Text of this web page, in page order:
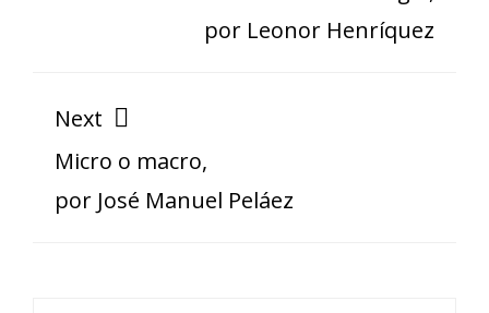
por Leonor Henríquez
Next
Micro o macro,
por José Manuel Peláez